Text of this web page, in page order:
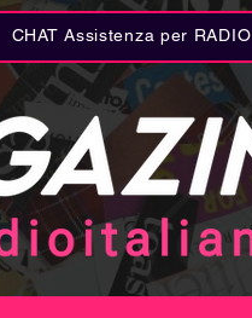
CHAT Assistenza per RADIO